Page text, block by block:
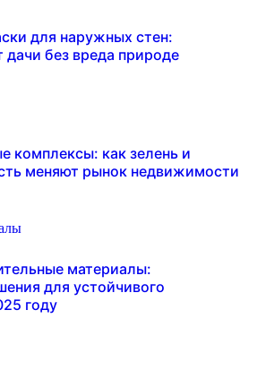
для наружных стен:
дачи без вреда природе
комплексы: как зелень и
меняют рынок недвижимости
материалы:
для устойчивого
году